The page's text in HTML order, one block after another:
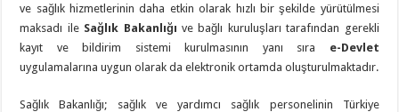
ve sağlık hizmetlerinin daha etkin olarak hızlı bir şekilde yürütülmesi
maksadı ile Sağlık Bakanlığı ve bağlı kuruluşları tarafından gerekli
kayıt ve bildirim sistemi kurulmasının yanı sıra e-Devlet
uygulamalarına uygun olarak da elektronik ortamda oluşturulmaktadır.
Sağlık Bakanlığı; sağlık ve yardımcı sağlık personelinin Türkiye